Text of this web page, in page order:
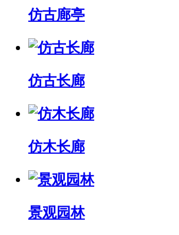
仿古廊亭
仿古长廊
仿木长廊
景观园林